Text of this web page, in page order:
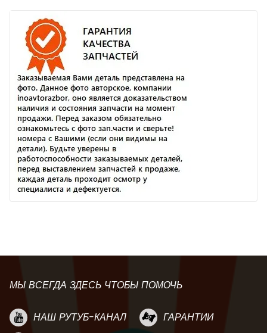
МЫ ВСЕГДА ЗДЕСЬ ЧТОБЫ ПОМОЧЬ
НАШ РУТУБ-КАНАЛ
ГАРАНТИИ